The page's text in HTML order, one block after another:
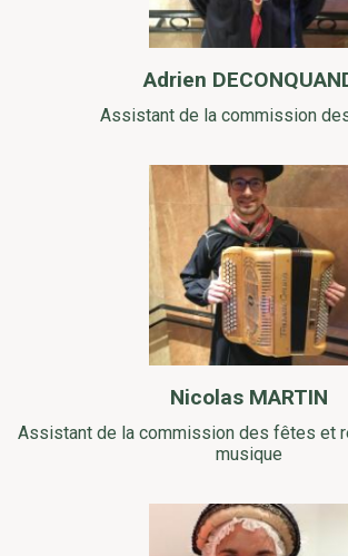
Adrien
Assistant de la commission
Nicolas MARTIN
Assistant de la commission des fêtes et
musique